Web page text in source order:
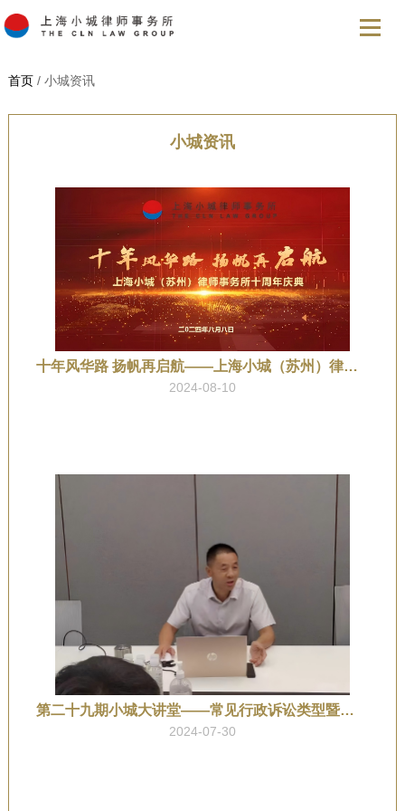
首页/ 小城资讯
小城资讯
十年风华路 扬帆再启航——上海小城（苏州）律师事务所十周年庆典活动圆满礼成
2024-08-10
第二十九期小城大讲堂——常见行政诉讼类型暨诉讼技巧分享
2024-07-30